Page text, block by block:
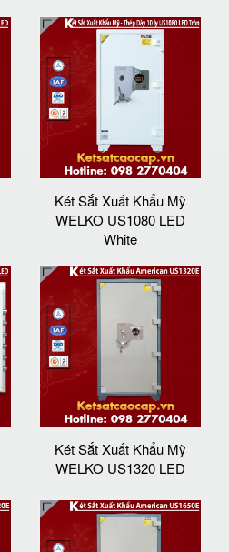
Két Sắt Xuất Khẩu Mỹ
WELKO US1080 LED
White
Két Sắt Xuất Khẩu Mỹ
WELKO US1320 LED